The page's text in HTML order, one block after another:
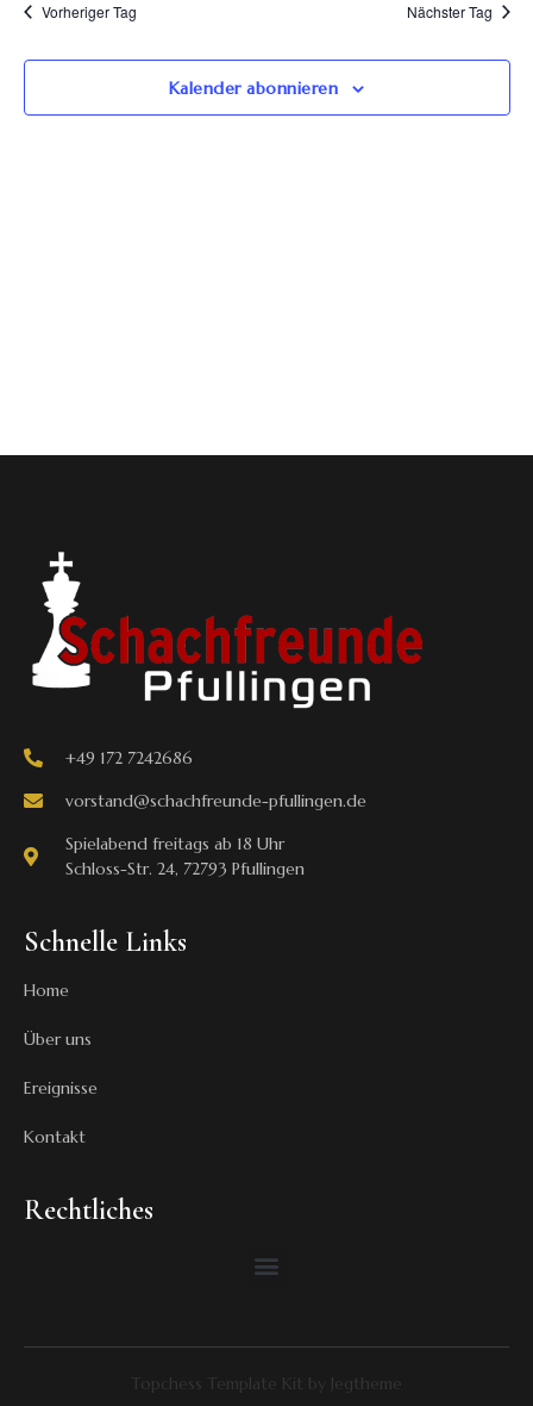
und
Vorheriger Tag Nächster Tag
Kalender abonnieren
+49 172 7242686
vorstand@schachfreunde-pfullingen.de
Spielabend freitags ab 18 Uhr
Schloss-Str. 24, 72793 Pfullingen
Schnelle Links
Home
Über uns
Ereignisse
Kontakt
Rechtliches
Topchess Template Kit by Jegtheme